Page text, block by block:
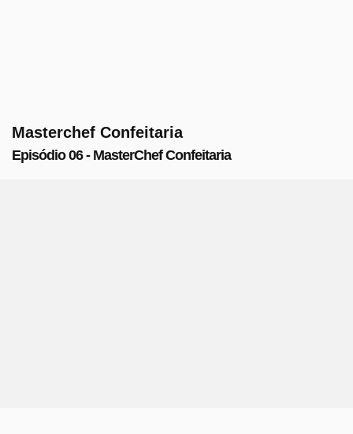
Masterchef Confeitaria
Episódio 06 - MasterChef Confeitaria